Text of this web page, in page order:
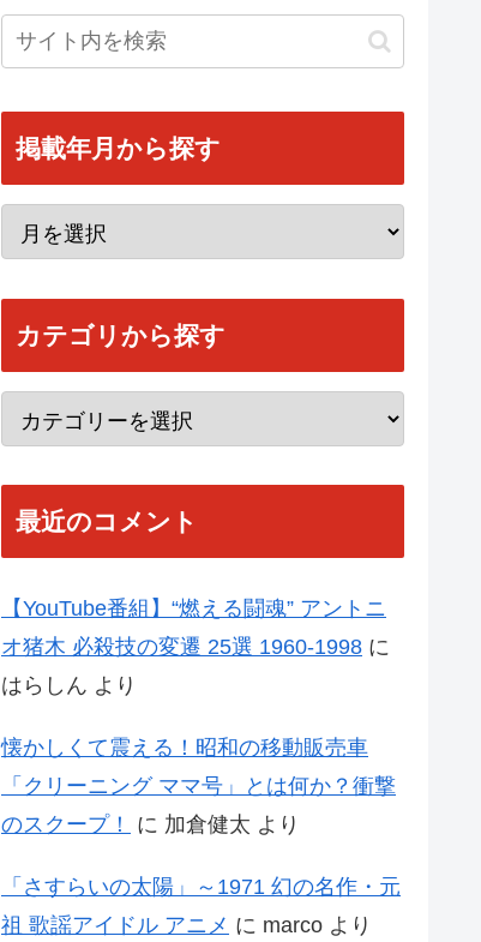
掲載年月から探す
カテゴリから探す
最近のコメント
【YouTube番組】“燃える闘魂” アントニ
オ猪木 必殺技の変遷 25選 1960-1998 に
はらしん より
懐かしくて震える！昭和の移動販売車
「クリーニング ママ号」とは何か？衝撃
のスクープ！
に 加倉健太 より
「さすらいの太陽」～1971 幻の名作・元
祖 歌謡アイドル アニメ に marco より